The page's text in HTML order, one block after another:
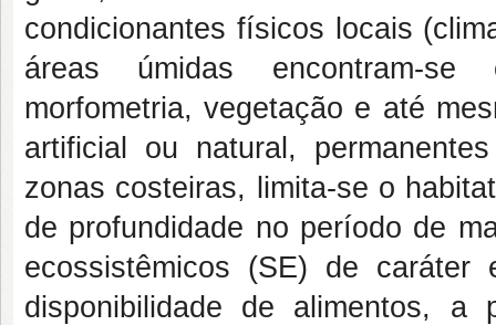
condicionantes físicos locais
áreas úmidas encontram-se
morfometria, vegetação e até
artificial ou natural,
zonas costeiras, limita-se o
de profundidade no período de
ecossistêmicos (SE) de caráter
disponibilidade de alimentos,